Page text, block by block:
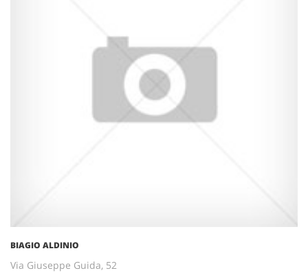
BIAGIO ALDINIO
Via Giuseppe Guida, 52